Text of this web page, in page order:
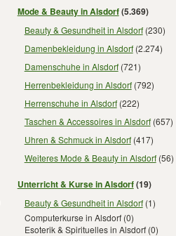
Mode & Beauty in Alsdorf(5.369)
Beauty & Gesundheit in Alsdorf(230)
Damenbekleidung in Alsdorf(2.274)
Damenschuhe in Alsdorf(721)
Herrenbekleidung in Alsdorf(792)
Herrenschuhe in Alsdorf(222)
Taschen & Accessoires in Alsdorf(657)
Uhren & Schmuck in Alsdorf(417)
Weiteres Mode & Beauty in Alsdorf(56)
Unterricht & Kurse in Alsdorf(19)
Beauty & Gesundheit in Alsdorf(1)
Computerkurse in Alsdorf(0)
Esoterik & Spirituelles in Alsdorf(0)